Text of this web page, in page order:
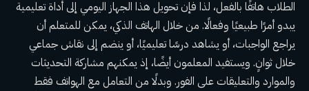
الطلاب هاتفًا بالفعل، لذا فإن تحويل هذا الجهاز اليومي إلى أداة تعليمية
يبدو أمرًا طبيعيًا وفعالًا. من خلال الهاتف الذكي، يمكن للمتعلم أن
يراجع الواجبات، أو يشاهد درسًا تعليميًا، أو ينضم إلى نقاش جماعي
خلال ثوانٍ. ويستفيد المعلمون أيضًا، إذ يمكنهم مشاركة التحديثات
والموارد والتعليقات على الفور. وبدلًا من التعامل مع الهواتف فقط